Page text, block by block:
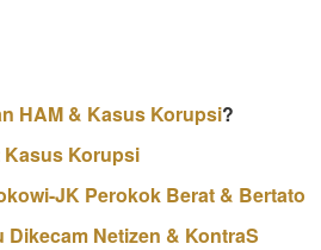
HAM & Kasus Korupsi?
Kasus Korupsi
JK Perokok Berat & Bertato
Netizen & KontraS